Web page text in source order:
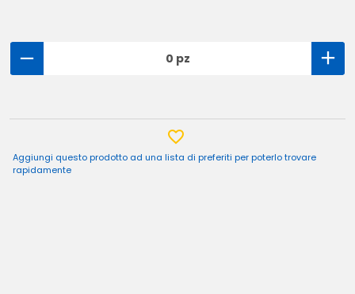
0 pz
Aggiungi questo prodotto ad una lista di preferiti per poterlo trovare
rapidamente